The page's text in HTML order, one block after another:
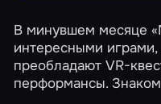
В минувшем месяце
интересными
преобладают VR-
перформансы.